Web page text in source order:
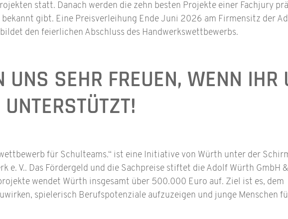
statt. Danach werden die zehn besten Projekte einer Fachjury
gibt. Eine Preisverleihung Ende Juni 2026 am Firmensitz der
den feierlichen Abschluss des Handwerkswettbewerbs.
UNS SEHR FREUEN, WENN IHR
für Schulteams.“ ist eine Initiative von Würth unter der
e. V.. Das Fördergeld und die Sachpreise stiftet die Adolf Würth GmbH &
wendet Würth insgesamt über 500.000 Euro auf. Ziel ist es, dem
spielerisch Berufspotenziale aufzuzeigen und junge Menschen